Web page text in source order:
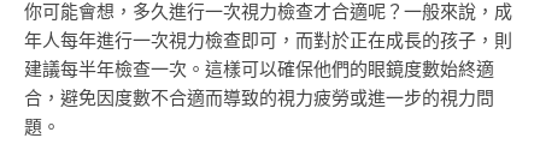
你可能會想，多久進行一次視力檢查才合適呢？一般來說，成
年人每年進行一次視力檢查即可，而對於正在成長的孩子，則
建議每半年檢查一次。這樣可以確保他們的眼鏡度數始終適
合，避免因度數不合適而導致的視力疲勞或進一步的視力問
題。